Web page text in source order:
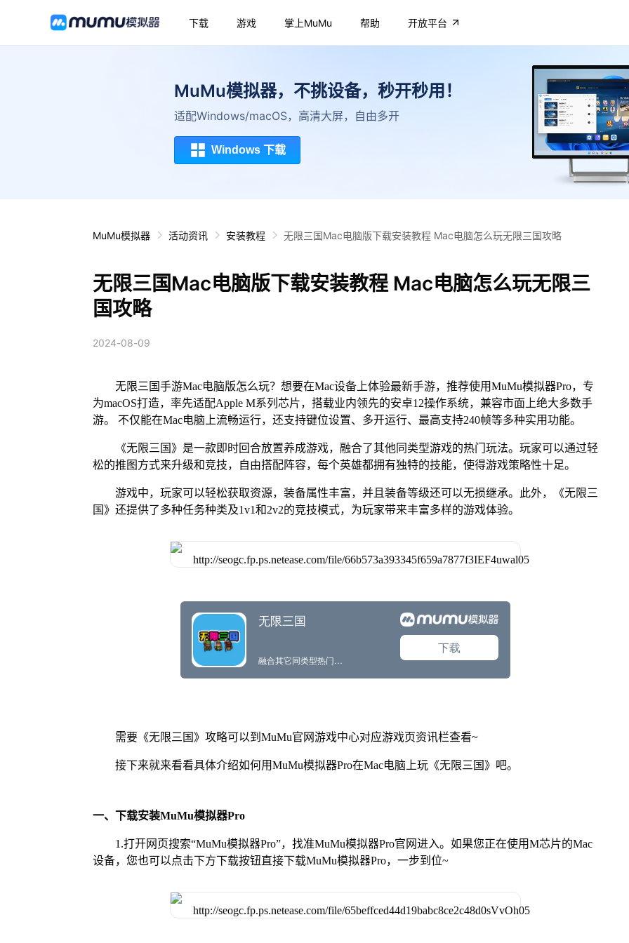
下载 游戏 掌上MuMu 帮助 开放平台
MuMu模拟器，不挑设备，秒开秒用！
适配Windows/macOS，高清大屏，自由多开
Windows 下载
MuMu模拟器 活动资讯 安装教程 无限三国Mac电脑版下载安装教程 Mac电脑怎么玩无限三国攻略
无限三国Mac电脑版下载安装教程 Mac电脑怎么玩无限三
国攻略
2024-08-09
无限三国手游Mac电脑版怎么玩？想要在Mac设备上体验最新手游，推荐使用MuMu模拟器Pro，专
为macOS打造，率先适配Apple M系列芯片，搭载业内领先的安卓12操作系统，兼容市面上绝大多数手
游。 不仅能在Mac电脑上流畅运行，还支持键位设置、多开运行、最高支持240帧等多种实用功能。
《无限三国》是一款即时回合放置养成游戏，融合了其他同类型游戏的热门玩法。玩家可以通过轻
松的推图方式来升级和竞技，自由搭配阵容，每个英雄都拥有独特的技能，使得游戏策略性十足。
游戏中，玩家可以轻松获取资源，装备属性丰富，并且装备等级还可以无损继承。此外，《无限三
国》还提供了多种任务种类及1v1和2v2的竞技模式，为玩家带来丰富多样的游戏体验。
需要《无限三国》攻略可以到MuMu官网游戏中心对应游戏页资讯栏查看~
接下来就来看看具体介绍如何用MuMu模拟器Pro在Mac电脑上玩《无限三国》吧。
一、下载安装MuMu模拟器Pro
1.打开网页搜索“MuMu模拟器Pro”，找准MuMu模拟器Pro官网进入。如果您正在使用M芯片的Mac
设备，您也可以点击下方下载按钮直接下载MuMu模拟器Pro，一步到位~